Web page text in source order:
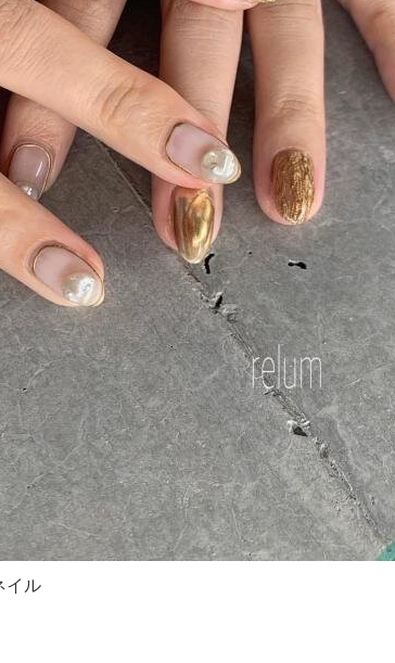
イル